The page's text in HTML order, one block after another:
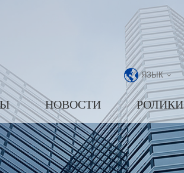
ЯЗЫК
НОВОСТИ РОЛИКИ